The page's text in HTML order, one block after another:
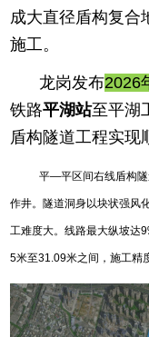
成大直径盾构复合
施工。
龙岗发布2026
铁路平湖站至平湖
盾构隧道工程实现
平—平区间右线盾构
作井。隧道洞身以块状强风
工难度大。线路最大纵坡达
5米至31.09米之间，施工精